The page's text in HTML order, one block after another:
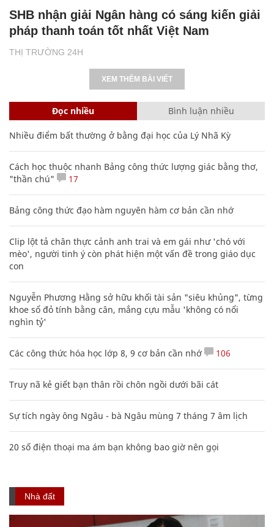
THỊ TRƯỜNG 24H
SHB nhận giải Ngân hàng có sáng kiến giải
pháp thanh toán tốt nhất Việt Nam
XEM THÊM BÀI VIẾT
Đọc nhiều Bình luận nhiều
Nhiều điểm bất thường ở bằng đại học của Lý Nhã Kỳ
Cách học thuộc nhanh Bảng công thức lượng giác bằng thơ,
"thần chú"
17
Bảng công thức đạo hàm nguyên hàm cơ bản cần nhớ
Clip lột tả chân thực cảnh anh trai và em gái như 'chó với
mèo', người tinh ý còn phát hiện một vấn đề trong giáo dục
con
Nguyễn Phương Hằng sở hữu khối tài sản "siêu khủng", từng
khoe sổ đỏ tính bằng cân, mắng cựu mẫu 'không có nổi
nghìn tỷ'
Các công thức hóa học lớp 8, 9 cơ bản cần nhớ 106
Truy nã kẻ giết bạn thân rồi chôn ngồi dưới bãi cát
Sự tích ngày ông Ngâu - bà Ngâu mùng 7 tháng 7 âm lịch
20 số điện thoại ma ám bạn không bao giờ nên gọi
Nhà đất